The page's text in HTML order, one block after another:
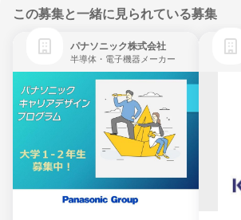
この募集と一緒に見られている募集
パナソニック株式会社
半導体・電子機器メーカー